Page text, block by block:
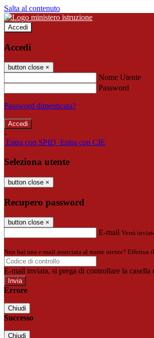
Salta al contenuto
Accedi
Accedi
button close ×
Nome Utente
Password
Password dimenticata?
-
Entra con SPID Entra con CIE
Seleziona utente
button close ×
Recupero password
button close ×
E-mail Verrà
Non hai una e-mail associata al nome utente? Effettua
E-mail inviata, si prega di controllare la casella
Errore
Chiudi
Successo
Chiudi